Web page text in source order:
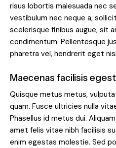
risus lobortis malesuada nec
vestibulum nec neque a,
scelerisque finibus augue, sit
condimentum. Pellentesque
pharetra vel, hendrerit eget
Maecenas facilisis
Quisque metus metus,
quam. Fusce ultricies nulla
Phasellus id metus dui.
amet felis vitae nibh facilisis
enim egestas molestie. Sed